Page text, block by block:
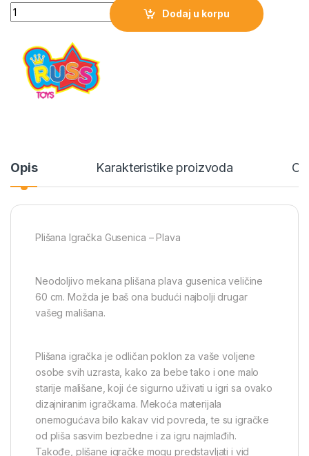
Plišana Igračka Gusenica - Plava količina
Dodaj u korpu
Opis Karakteristike proizvoda
Plišana Igračka Gusenica – Plava
Neodoljivo mekana plišana plava gusenica veličine
60 cm. Možda je baš ona budući najbolji drugar
vašeg mališana.
Plišana igračka je odličan poklon za vaše voljene
osobe svih uzrasta, kako za bebe tako i one malo
starije mališane, koji će sigurno uživati u igri sa ovako
dizajniranim igračkama. Mekoća materijala
onemogućava bilo kakav vid povreda, te su igračke
od pliša sasvim bezbedne i za igru najmlađih.
Takođe, plišane igračke mogu predstavljati i vid